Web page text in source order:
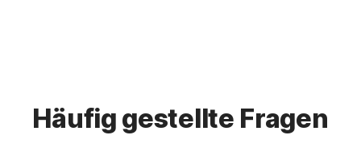
Häufig gestellte Fragen